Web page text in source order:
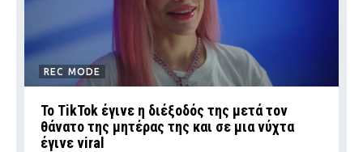
REC MODE
Το TikTok έγινε η διέξοδός της μετά τον
θάνατο της μητέρας της και σε μια νύχτα
έγινε viral